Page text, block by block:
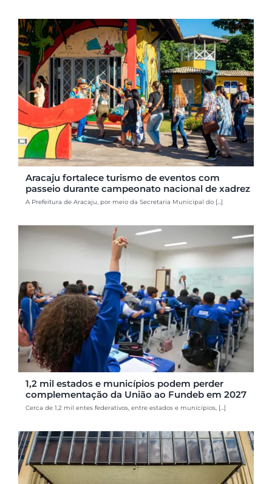
Aracaju fortalece turismo de eventos com
passeio durante campeonato nacional de xadrez
A Prefeitura de Aracaju, por meio da Secretaria Municipal do [...]
1,2 mil estados e municípios podem perder
complementação da União ao Fundeb em 2027
Cerca de 1,2 mil entes federativos, entre estados e municípios, [...]